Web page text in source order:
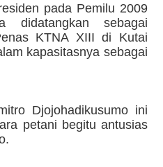
pada Pemilu 2009
didatangkan sebagai
KTNA XIII di Kutai
kapasitasnya sebagai
Djojohadikusumo ini
petani begitu antusias